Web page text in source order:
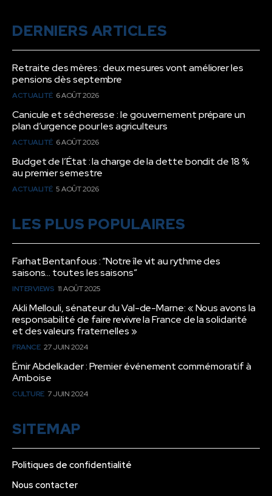
DERNIERS ARTICLES
Retraite des mères : deux mesures vont améliorer les
pensions dès septembre
ACTUALITÉ 6 AOÛT 2026
Canicule et sécheresse : le gouvernement prépare un
plan d’urgence pour les agriculteurs
ACTUALITÉ 6 AOÛT 2026
Budget de l’État : la charge de la dette bondit de 18 %
au premier semestre
ACTUALITÉ 5 AOÛT 2026
LES PLUS POPULAIRES
Farhat Bentanfous : “Notre île vit au rythme des
saisons… toutes les saisons”
INTERVIEWS 11 AOÛT 2025
Akli Mellouli, sénateur du Val-de-Marne: « Nous avons la
responsabilité de faire revivre la France de la solidarité
et des valeurs fraternelles »
FRANCE 27 JUIN 2024
Émir Abdelkader : Premier événement commémoratif à
Amboise
CULTURE 7 JUIN 2024
SITEMAP
Politiques de confidentialité
Nous contacter